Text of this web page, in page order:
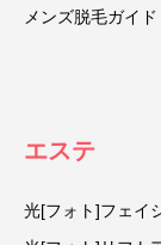
メンズ脱毛ガイド
エステ
光[フォト]フェイ